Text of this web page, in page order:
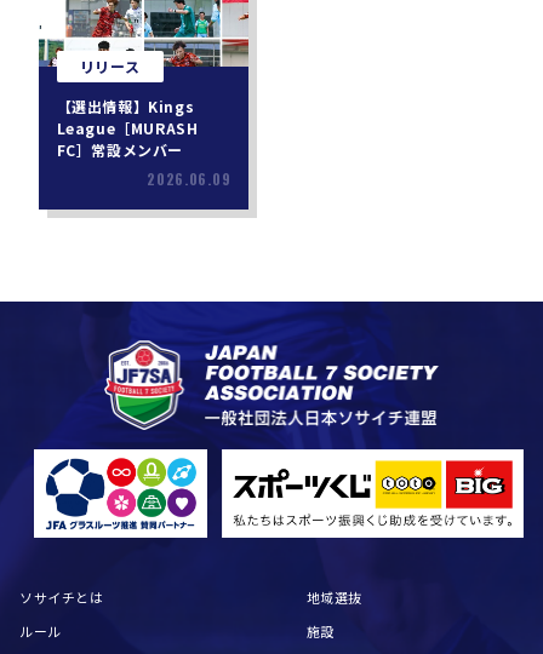
リリース
【選出情報】Kings
League［MURASH
FC］常設メンバー
2026.06.09
ソサイチとは
ルール
地域選抜
施設